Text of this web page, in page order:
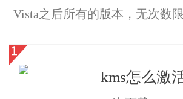
Vista之后所有的版本，无次数
kms怎么激